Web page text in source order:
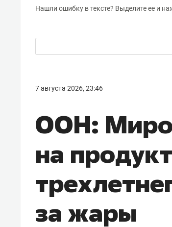
Тамбовом,
UPD (03:14):Небо
судов с 03:00 до
задерживалось
Серьезно опаздывал
на 17 часов. В
«БИЗНЕС Online»
поступали. При